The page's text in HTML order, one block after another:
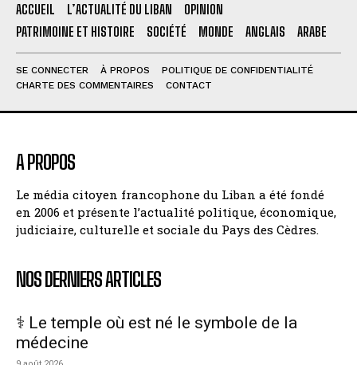
ACCUEIL L’ACTUALITÉ DU LIBAN
OPINION
PATRIMOINE ET HISTOIRE
SOCIÉTÉ MONDE ANGLAIS ARABE
SE CONNECTER À PROPOS
POLITIQUE DE CONFIDENTIALITÉ
CHARTE DES COMMENTAIRES
CONTACT
A PROPOS
Le média citoyen francophone du Liban a été fondé
en 2006 et présente l’actualité politique, économique,
judiciaire, culturelle et sociale du Pays des Cèdres.
NOS DERNIERS ARTICLES
⚕️ Le temple où est né le symbole de la
médecine